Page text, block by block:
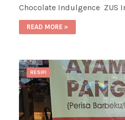
Chocolate Indulgence ZUS
READ MORE »
RESIPI